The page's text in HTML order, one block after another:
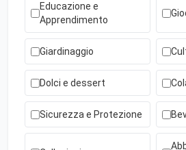
Educazione e
Apprendimento
Giardinaggio
Dolci e dessert
Sicurezza e Protezione